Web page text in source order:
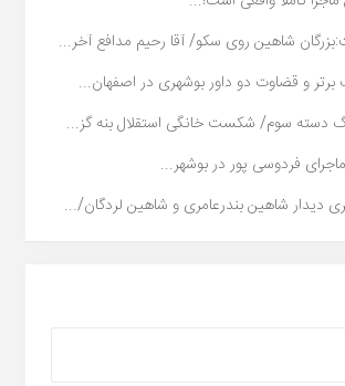
شاهین روی سکو/ آقا رحیم مدافع آخر...
دسته سوم/ شکست خانگی استقلال بنه گز...
دیدار شاهین بندرعامری و شاهین لردگان/...